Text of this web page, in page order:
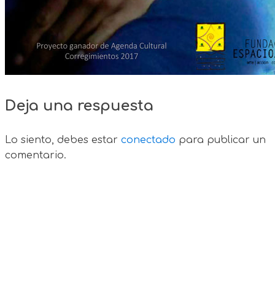
Deja una respuesta
Lo siento, debes estar conectado para publicar un
comentario.